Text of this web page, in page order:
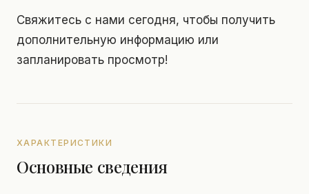
Свяжитесь с нами сегодня, чтобы получить
дополнительную информацию или
запланировать просмотр!
ХАРАКТЕРИСТИКИ
Основные сведения